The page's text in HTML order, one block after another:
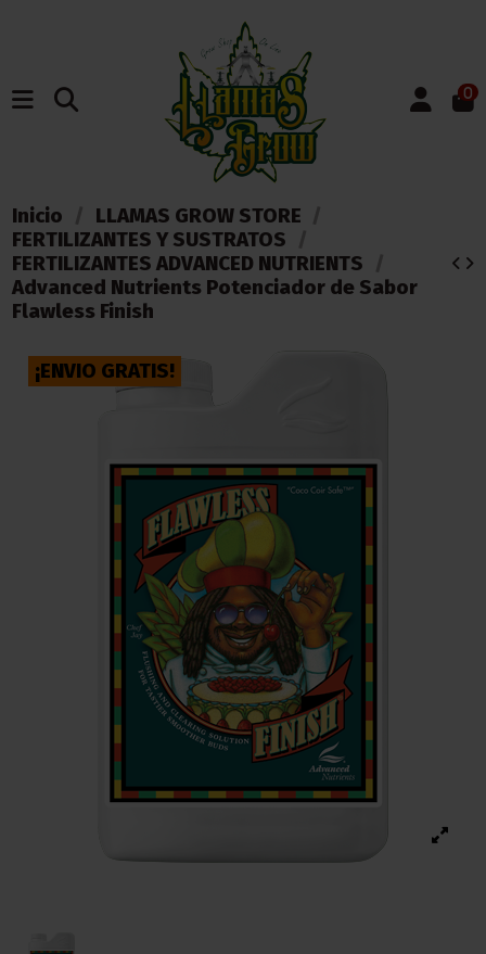
0
Inicio
LLAMAS GROW STORE
FERTILIZANTES Y SUSTRATOS
FERTILIZANTES ADVANCED NUTRIENTS
Advanced Nutrients Potenciador de Sabor
Flawless Finish
¡ENVIO GRATIS!